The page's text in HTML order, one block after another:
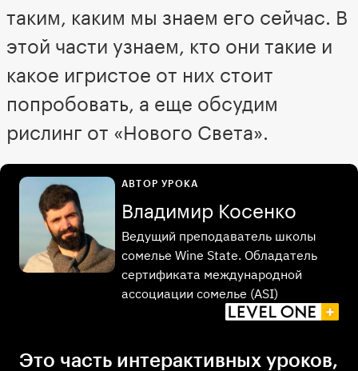
таким, каким мы знаем его сейчас. В
этой части узнаем, кто они такие и
какое игристое от них стоит
попробовать, а еще обсудим
рислинг от «Нового Света».
Это часть интерактивных уроков,
АВТОР УРОКА
Владимир Косенко
Ведущий преподаватель школы
сомелье Wine State. Обладатель
сертификата международной
ассоциации сомелье (ASI)